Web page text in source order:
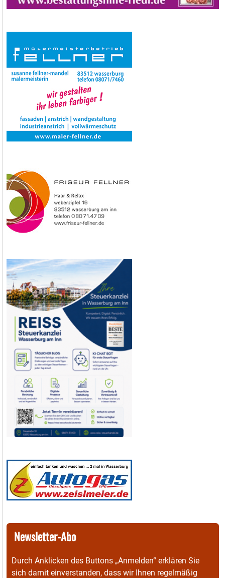
Newsletter-Abo
Durch Anklicken des Buttons „Anmelden“ erklären Sie
sich damit einverstanden, dass wir Ihnen regelmäßig